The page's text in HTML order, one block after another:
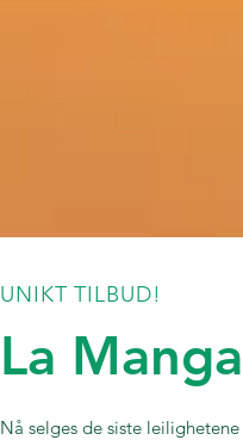
UNIKT TILBUD!
La
Nå selges de siste